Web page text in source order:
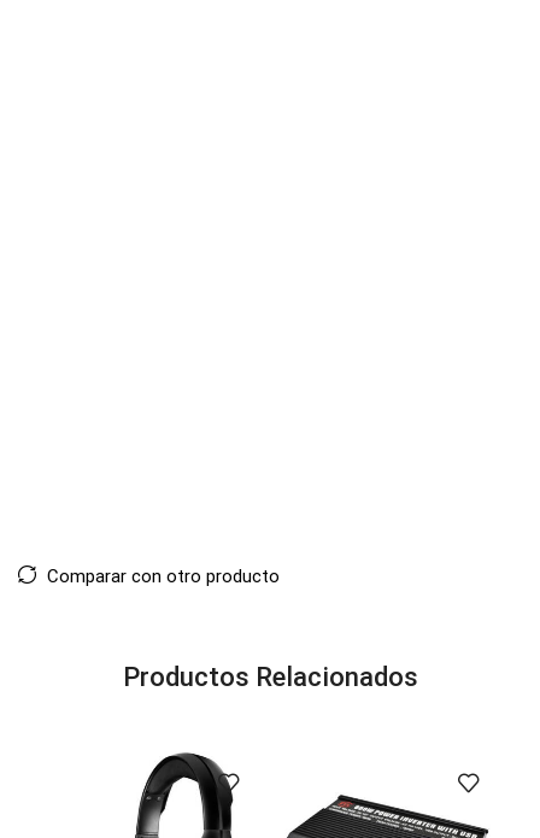
Comparar con otro producto
Productos Relacionados